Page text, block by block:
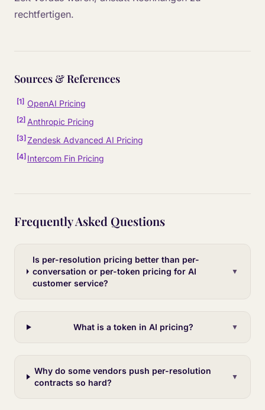
rechtfertigen.
Sources & References
[1] OpenAI Pricing
[2] Anthropic Pricing
[3] Zendesk Advanced AI Pricing
[4] Intercom Fin Pricing
Frequently Asked Questions
Is per-resolution pricing better than per-
conversation or per-token pricing for AI
customer service?
▼
What is a token in AI pricing? ▼
Why do some vendors push per-resolution
contracts so hard?
▼